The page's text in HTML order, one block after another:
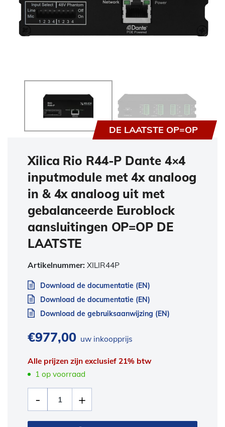
DE LAATSTE OP=OP
Xilica Rio R44-P Dante 4×4
inputmodule met 4x analoog
in & 4x analoog uit met
gebalanceerde Euroblock
aansluitingen OP=OP DE
LAATSTE
Artikelnummer: XILIR44P
Download de documentatie (EN)
Download de documentatie (EN)
Download de gebruiksaanwijzing (EN)
€977,00 uw inkoopprijs
Alle prijzen zijn exclusief 21% btw
1 op voorraad